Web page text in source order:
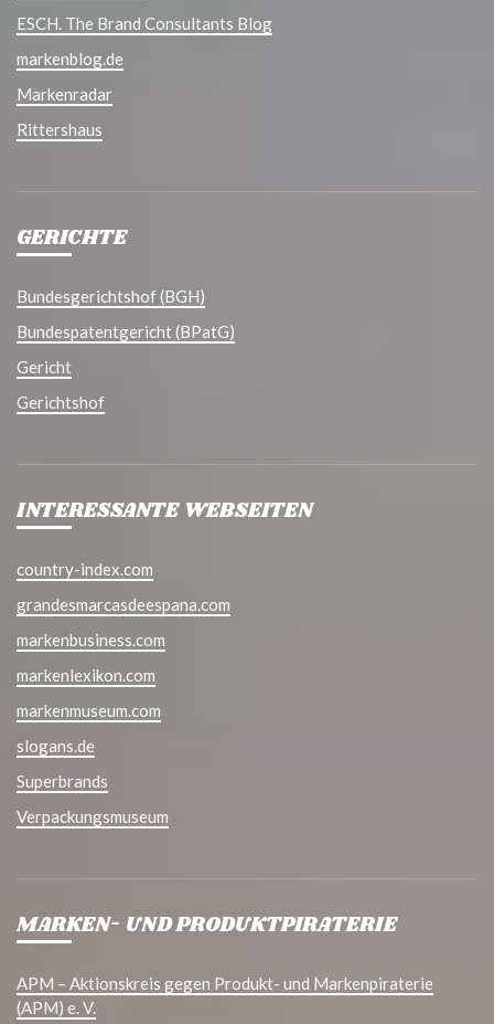
ESCH. The Brand Consultants Blog
markenblog.de
Markenradar
Rittershaus
GERICHTE
Bundesgerichtshof (BGH)
Bundespatentgericht (BPatG)
Gericht
Gerichtshof
INTERESSANTE WEBSEITEN
country-index.com
grandesmarcasdeespana.com
markenbusiness.com
markenlexikon.com
markenmuseum.com
slogans.de
Superbrands
Verpackungsmuseum
MARKEN- UND PRODUKTPIRATERIE
APM – Aktionskreis gegen Produkt- und Markenpiraterie
(APM) e. V.